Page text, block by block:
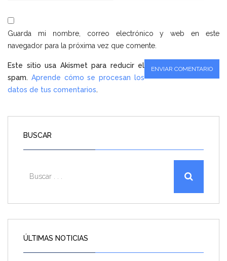
Guarda mi nombre, correo electrónico y web en este
navegador para la próxima vez que comente.
Este sitio usa Akismet para reducir el
spam. Aprende cómo se procesan los
datos de tus comentarios.
BUSCAR
ÚLTIMAS NOTICIAS